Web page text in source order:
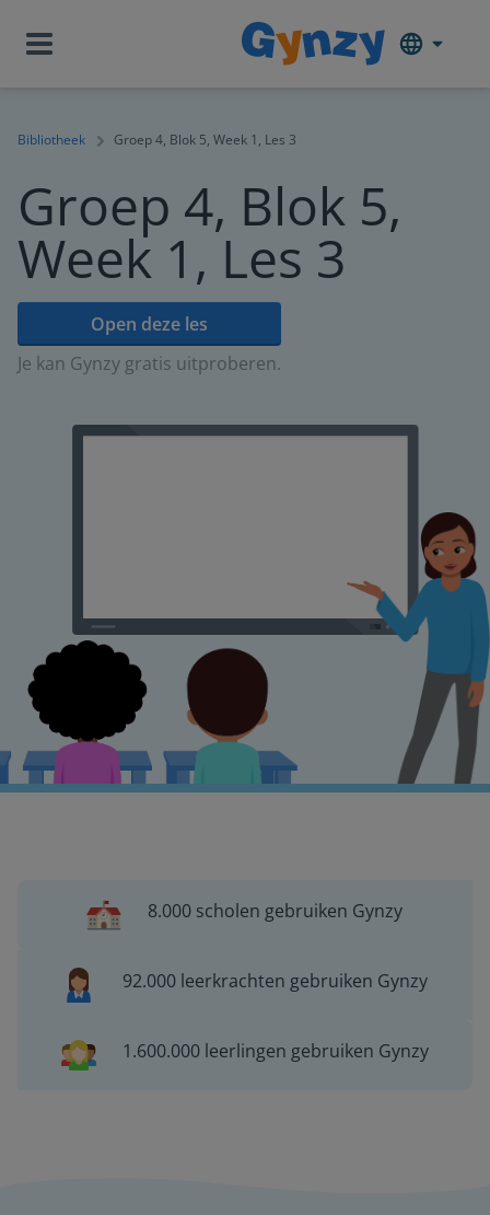
Bibliotheek Groep 4, Blok 5, Week 1, Les 3
Groep 4, Blok 5,
Week 1, Les 3
Open deze les
Je kan Gynzy gratis uitproberen.
8.000 scholen gebruiken Gynzy
92.000 leerkrachten gebruiken Gynzy
1.600.000 leerlingen gebruiken Gynzy